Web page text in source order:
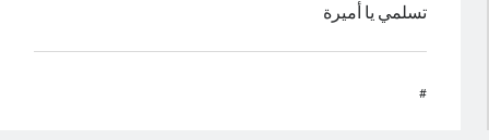
تسلمي يا أميرة
#